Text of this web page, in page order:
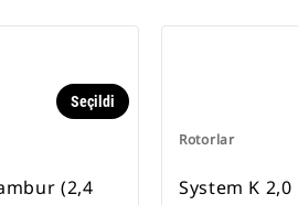
Seçildi
(2,4
Rotorlar
System K